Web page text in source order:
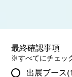
最終確認事項
※すべてにチェッ
出展ブース